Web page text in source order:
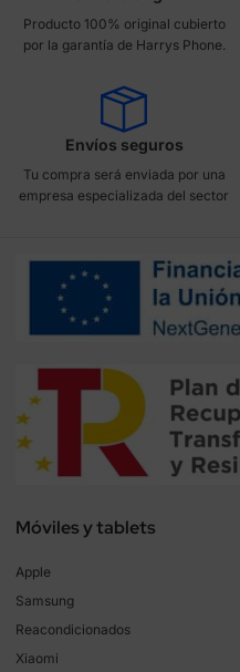
Producto 100% original cubierto
por la garantía de Harrys Phone.
Envíos seguros
Tu compra será enviada por una
empresa especializada del sector
Móviles y tablets
Apple
Samsung
Reacondicionados
Xiaomi